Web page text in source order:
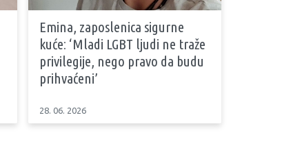
Emina, zaposlenica sigurne
kuće: ‘Mladi LGBT ljudi ne traže
privilegije, nego pravo da budu
prihvaćeni’
28. 06. 2026